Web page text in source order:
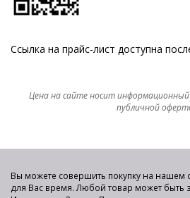
Ссылка на прайс-лист доступна
Цена на сайте носит информационный
публичной
Вы можете совершить покупку на нашем
для Вас время. Любой товар может быть